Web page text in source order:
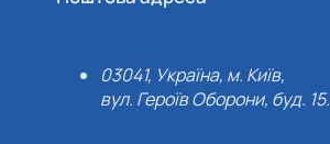
03041, Україна, м. Київ,
вул. Героїв Оборони, буд. 15.